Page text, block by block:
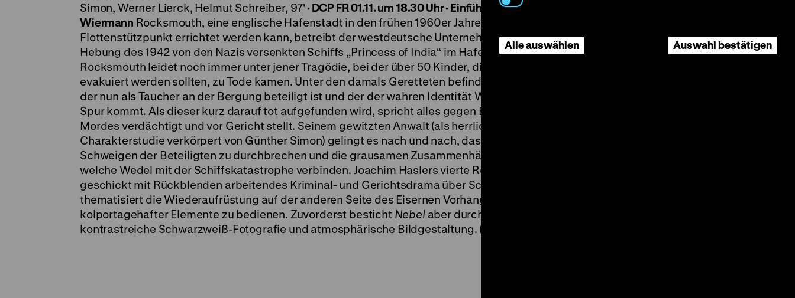
Simon, Werner Lierck, Helmut Schreiber, 97'· DCP FR 01.11. um 18.30 Uhr · Einführung: Mirko
Wiermann Rocksmouth, eine englische Hafenstadt in den frühen 1960er Jahren: Damit ein
Flottenstützpunkt errichtet werden kann, betreibt der westdeutsche Unternehmer Wedel die
Hebung des 1942 von den Nazis versenkten Schiffs „Princess of India“ im Hafen der Kleinstadt.
Rocksmouth leidet noch immer unter jener Tragödie, bei der über 50 Kinder, die aus England
evakuiert werden sollten, zu Tode kamen. Unter den damals Geretteten befindet sich Bill Smith,
der nun als Taucher an der Bergung beteiligt ist und der der wahren Identität Wedels auf die
Spur kommt. Als dieser kurz darauf tot aufgefunden wird, spricht alles gegen Bill, den man des
Mordes verdächtigt und vor Gericht stellt. Seinem gewitzten Anwalt (als herrliche
Charakterstudie verkörpert von Günther Simon) gelingt es nach und nach, das anfängliche
Schweigen der Beteiligten zu durchbrechen und die grausamen Zusammenhänge zu enthüllen,
welche Wedel mit der Schiffskatastrophe verbinden. Joachim Haslers vierte Regiearbeit, ein
geschickt mit Rückblenden arbeitendes Kriminal- und Gerichtsdrama über Schuld und Sühne,
thematisiert die Wiederaufrüstung auf der anderen Seite des Eisernen Vorhangs, ohne sich
kolportagehafter Elemente zu bedienen. Zuvorderst besticht Nebelaber durch seine
kontrastreiche Schwarzweiß-Fotografie und atmosphärische Bildgestaltung. (mw)
Alle auswählen Auswahl bestätigen